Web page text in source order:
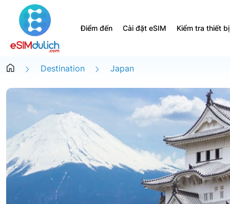
Điểm đến Cài đặt eSIM Kiểm tra thiết bị
Destination Japan